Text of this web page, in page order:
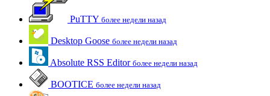
PuTTY более недели назад
Desktop Goose более недели назад
Absolute RSS Editor более недели назад
BOOTICE более недели назад